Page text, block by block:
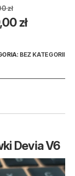
zł
zł.
złAktualna
199,00 zł.
BEZ KATEGORII
Devia V6